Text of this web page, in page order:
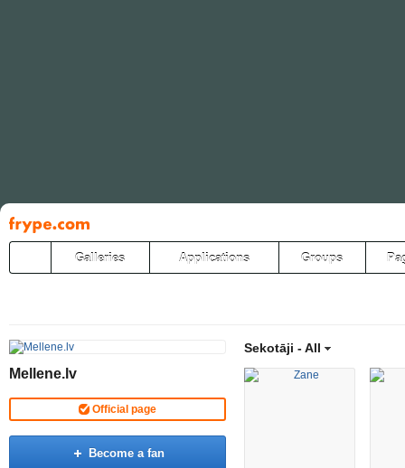
Pāriet
uz
saturu
Galleries Applications Groups
Mellene.lv
Official page
Become a fan
Sekotāji -All